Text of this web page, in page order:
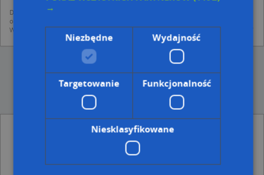
Dane pochodzą z publicznych baz CEIDG, GUS, REGON, z firmowych stron www
oraz od podmiotów zewnętrznych.
Więcej informacji dot. RODO:http://regulamin.automapa.pl/odo_przetwarzanie/
Goczałkowice-Zdrój, Główna 49, Ulica (43-230) (→ 25 m)
→
Niezbędne Wydajność
Targetowanie Funkcjonalność
Niesklasyfikowane